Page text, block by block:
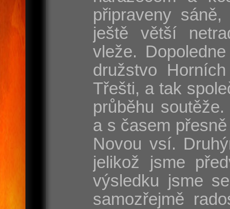
připraveny
ještě větší
vleže.
družstvo
Třešti, a tak
průběhu
a s časem
Novou vsí.
jelikož jsme
výsledku jsme
samozřejmě